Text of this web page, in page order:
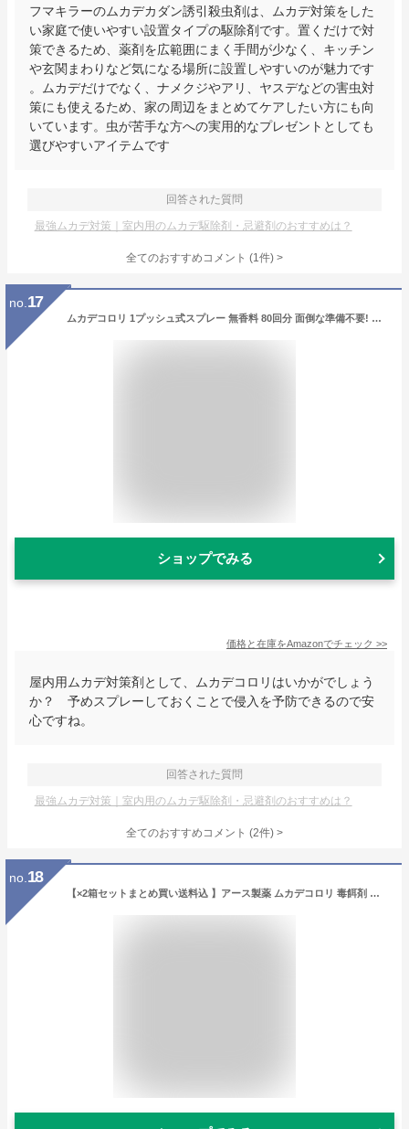
フマキラーのムカデカダン誘引殺虫剤は、ムカデ対策をした
い家庭で使いやすい設置タイプの駆除剤です。置くだけで対
策できるため、薬剤を広範囲にまく手間が少なく、キッチン
や玄関まわりなど気になる場所に設置しやすいのが魅力です
。ムカデだけでなく、ナメクジやアリ、ヤスデなどの害虫対
策にも使えるため、家の周辺をまとめてケアしたい方にも向
いています。虫が苦手な方への実用的なプレゼントとしても
選びやすいアイテムです
回答された質問
最強ムカデ対策｜室内用のムカデ駆除剤・忌避剤のおすすめは？
全てのおすすめコメント (1件) >
no. 17
ムカデコロリ 1プッシュ式スプレー 無香料 80回分 面倒な準備不要! 家中使えてまるごと駆除 侵入防止 すき間・玄関・屋内
ショップでみる
価格と在庫をAmazonでチェック >>
屋内用ムカデ対策剤として、ムカデコロリはいかがでしょう
か？ 予めスプレーしておくことで侵入を予防できるので安
心ですね。
回答された質問
最強ムカデ対策｜室内用のムカデ駆除剤・忌避剤のおすすめは？
全てのおすすめコメント (2件) >
no. 18
【×2箱セットまとめ買い送料込 】アース製薬 ムカデコロリ 毒餌剤 容器タイプ 8個入×1個 ムカデ駆除 殺虫剤 置き型 むかで 忌避剤 誘引 駆除剤 屋外 屋内 庭 侵入防止